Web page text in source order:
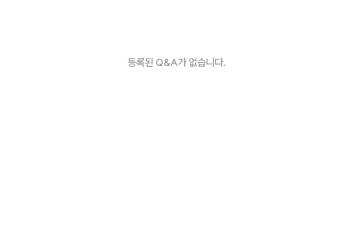
등록된 Q&A가 없습니다.